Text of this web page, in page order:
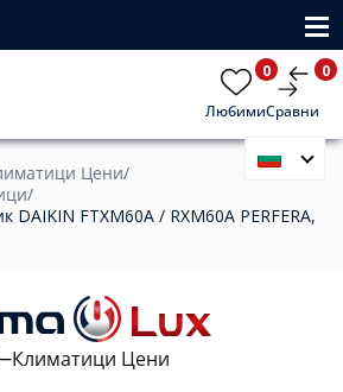
Любими
0
Сравни
0
Цени/
/
DAIKIN FTXM60A / RXM60A PERFERA,
Климатици Цени